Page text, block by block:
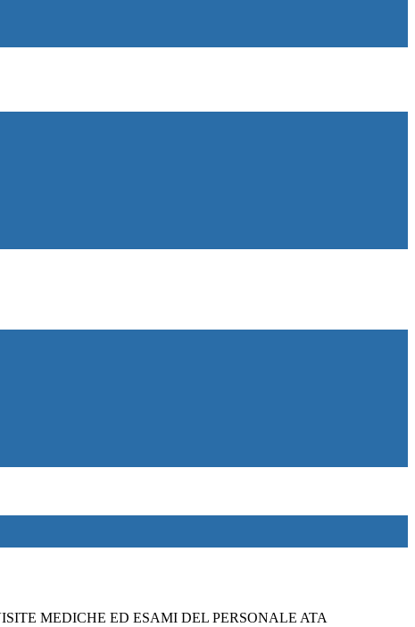
MEDICHE ED ESAMI DEL PERSONALE ATA